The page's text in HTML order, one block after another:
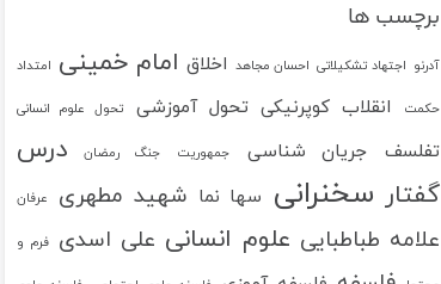
برچسب ها
آدرنو اجتهاد تشکیلاتی احسان مجاهد اخلاق امام خمینی امتداد
حکمت انقلاب کوپرنیکی تحول آموزشی تحول علوم انسانی
تفلسف جریان شناسی جمهوریت جنگ رمضان
درس
گفتار سخنرانی سها نما شهید مطهری عرفان
علامه طباطبایی علوم انسانی علی اسدی فرم و